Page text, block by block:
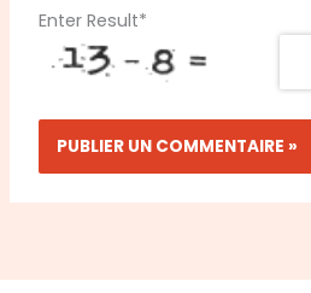
Enter Result*